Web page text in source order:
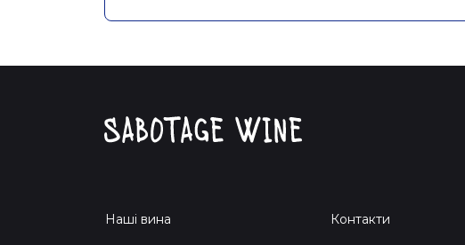
Наші вина Контакти